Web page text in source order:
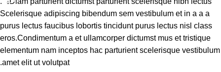
Scelerisque adipiscing bibendum sem vestibulum et in a a a
purus lectus faucibus lobortis tincidunt purus lectus nisl class
eros.Condimentum a et ullamcorper dictumst mus et tristique
elementum nam inceptos hac parturient scelerisque vestibulum
amet elit ut volutpat.